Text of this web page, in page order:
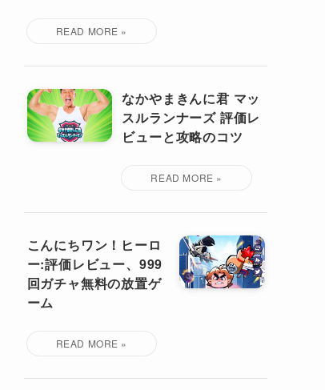
なかやまきんに君 マッ
スルランナーズ 評価レ
ビューと攻略のコツ
こんにちワン！ヒーロ
ー:評価レビュー、999
回ガチャ無料の放置ゲ
ーム